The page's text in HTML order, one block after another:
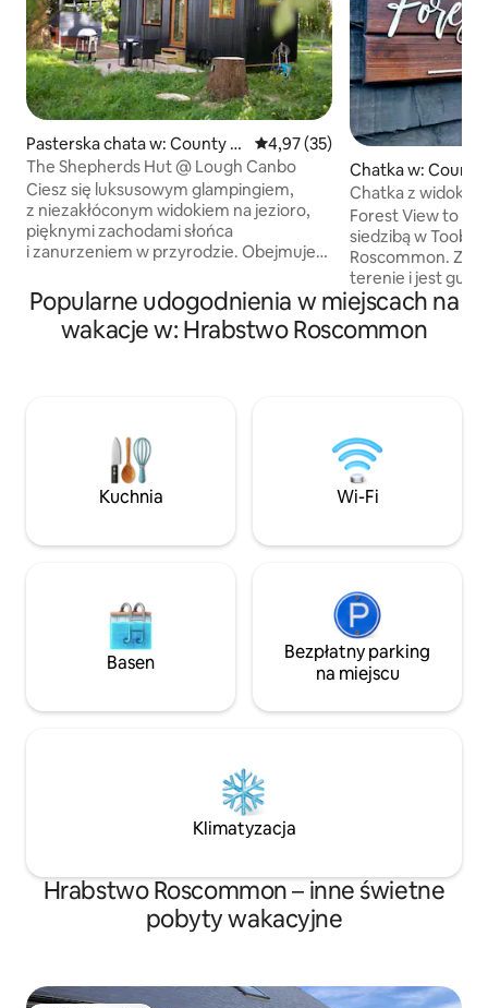
Pasterska chata w: County R
oscommon
Średnia ocena: 4,97 na 5,
4,97 (35)
The Shepherds Hut @ Lough Canbo
Ciesz się luksusowym glampingiem,
z niezakłóconym widokiem na jezioro,
pięknymi zachodami słońca
i zanurzeniem w przyrodzie. Obejmuje
prysznicem. Jednostka zawiera również
Wi-Fi i telewizor z Netflixem itp. Miejsce i
wanna z hydromasażem współdzielone
Również bardzo blisko do wielu
spacerów, wędrówek i pięknych miejsc,
takich jak Lough Key. Tylko dla dorosłych
i maksymalnie 1 pies na apartament.
Chatka w: County
mon
Chatka z
Forest View to
siedzibą w
Roscommon.
terenie i jest
2 osób. Jest w
odrobinę luksusu
balii/jacuzzi
a potem wrócić i
Jacuzzi znajduje
i jest
użytku. Zostanie
Popularne udogodnienia w miejscach na
wakacje w: Hrabstwo Roscommon
Kuchnia Wi-Fi
Basen
Bezpłatny parking
na miejscu
Klimatyzacja
Hrabstwo Roscommon – inne świetne
pobyty wakacyjne